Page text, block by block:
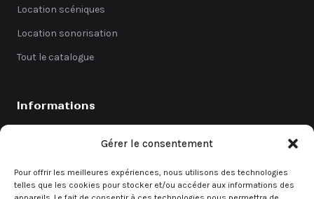
Gérer le consentement
Pour offrir les meilleures expériences, nous utilisons des technologies
telles que les cookies pour stocker et/ou accéder aux informations des
Location scéniques
Location sonorisation
Tout le catalogue
Informations
Contact